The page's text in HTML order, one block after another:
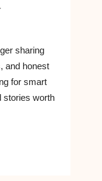
sharing
and honest
for smart
stories worth